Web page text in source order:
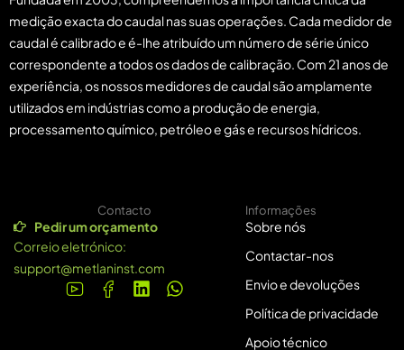
medição exacta do caudal nas suas operações. Cada medidor de
caudal é calibrado e é-lhe atribuído um número de série único
correspondente a todos os dados de calibração. Com 21 anos de
experiência, os nossos medidores de caudal são amplamente
utilizados em indústrias como a produção de energia,
processamento químico, petróleo e gás e recursos hídricos.
Contacto
Pedir um orçamento
Correio eletrónico:
support@metlaninst.com
Informações
Sobre nós
Contactar-nos
Envio e devoluções
Política de privacidade
Apoio técnico